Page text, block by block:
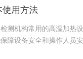
使用方法
测机构常用的高温加热
障设备安全和操作人员